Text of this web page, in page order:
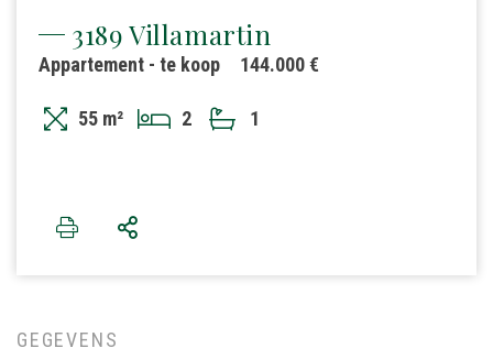
3189 Villamartin
144.000 €
Appartement - te koop
55 m² 2 1
GEGEVENS